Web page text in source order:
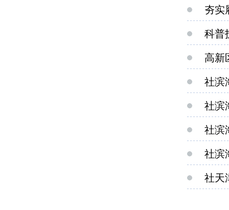
夯实
科普
高新
社滨
社滨
社滨
社滨
社天